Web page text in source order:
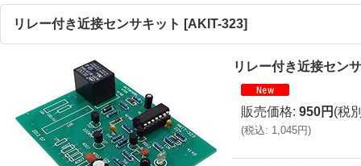
リレー付き近接センサキット [AKIT-323]
リレー付き近接セン
販売価格: 950円 (税
(税込: 1,045円)